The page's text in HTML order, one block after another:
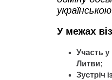
У межах
Участь у
Литви;
Зустріч